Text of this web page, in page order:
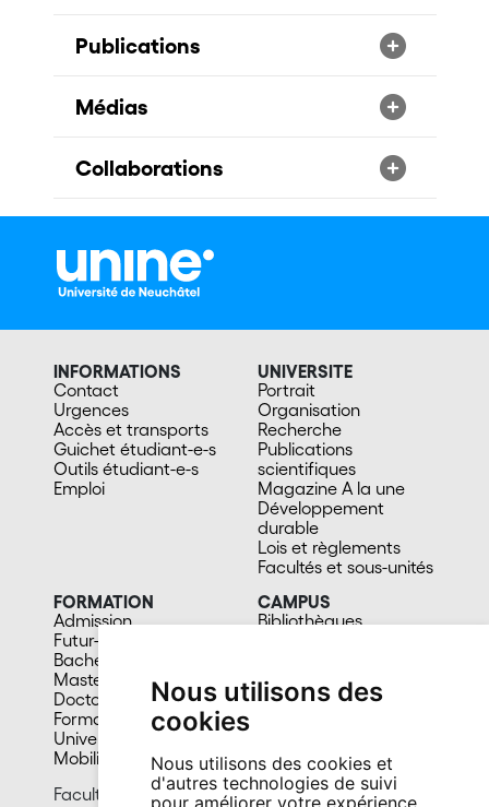
Nous utilisons des
cookies
Nous utilisons des cookies et
d'autres technologies de suivi
pour améliorer votre expérience
Publications
Médias
Collaborations
INFORMATIONS
Contact
Urgences
Accès et transports
Guichet étudiant-e-s
Outils étudiant-e-s
Emploi
UNIVERSITE
Portrait
Organisation
Recherche
Publications
scientifiques
Magazine A la une
Développement
durable
Lois et règlements
Facultés et sous-unités
FORMATION
Admission
Futur-e étudiant-e
Bachelors
Masters
Doctorat
Formation continue
Université du 3e âge
Mobilité
CAMPUS
Bibliothèques
Santé
Cafétérias
Faculté des lettres et sciences humaines